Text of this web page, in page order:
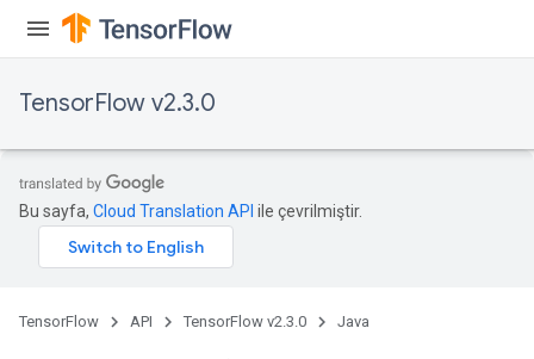
TensorFlow v2.3.0
Bu sayfa, Cloud Translation API ile çevrilmiştir.
TensorFlow API TensorFlow v2.3.0 Java